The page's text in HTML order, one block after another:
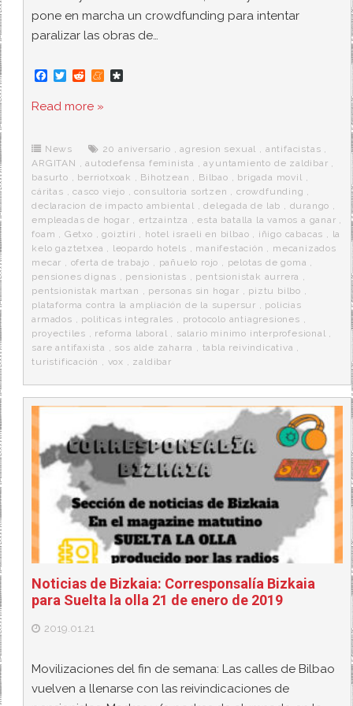
pone en marcha un crowdfunding para intentar
paralizar las obras de…
F
e
o
k
T
t
r
R
d
M
e
r
a
Read more »
News 20 aniversario ,agresion sexual , antifacistas ,
ARGITAN ,autodefensa feminista ,ayuntamiento de zaldibar ,
basurto , berriotxoak , Bihotzean , Bilbao , brigada movil ,
cáritas ,casco viejo ,consultoria sortzen ,crowdfunding ,
declaracion de impacto ambiental ,delegada de lab , durango ,
empleadas de hogar ,ertzaintza ,esta batalla la vamos a ganar ,
foam , Getxo ,goiztiri , hotel israeli en bilbao , iñigo cabacas , la
kelo gaztetxea , leopardo hotels , manifestación , mecanizados
mecar , oferta de trabajo , pañuelo rojo , pelotas de goma ,
pensiones dignas , pensionistas , pentsionistak aurrera ,
pentsionistak martxan , personas sin hogar , piztu bilbo ,
plataforma contra la ampliación de la supersur , policias
armados , politicas integrales , protocolo antiagresiones ,
proyectiles , reforma laboral , salario minimo interprofesional ,
sare antifaxista , sos alde zaharra , tabla reivindicativa ,
turistificación , vox , zaldibar
Noticias de Bizkaia: Corresponsalía Bizkaia
para Suelta la olla 21 de enero de 2019
2019.01.21
Movilizaciones del fin de semana: Las calles de Bilbao
vuelven a llenarse con las reivindicaciones de